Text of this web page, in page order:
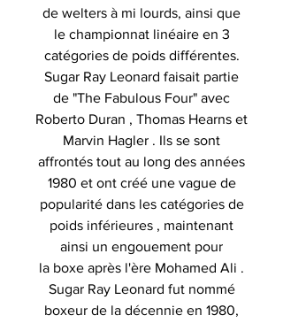
de welters à mi lourds, ainsi que
le championnat linéaire en 3
catégories de poids différentes.
Sugar Ray Leonard faisait partie
de "The Fabulous Four" avec
Roberto Duran , Thomas Hearns et
Marvin Hagler . Ils se sont
affrontés tout au long des années
1980 et ont créé une vague de
popularité dans les catégories de
poids inférieures , maintenant
ainsi un engouement pour
la boxe après l'ère Mohamed Ali .
Sugar Ray Leonard fut nommé
boxeur de la décennie en 1980,